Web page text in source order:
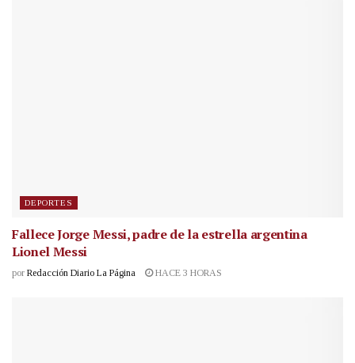
DEPORTES
Fallece Jorge Messi, padre de la estrella argentina
Lionel Messi
por Redacción Diario La Página HACE 3 HORAS